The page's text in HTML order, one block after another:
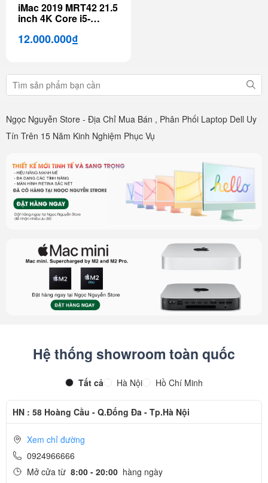
iMac 2019 MRT42 21.5
inch 4K Core i5-
12.000.000₫
Ngọc Nguyễn Store - Địa Chỉ Mua Bán , Phân Phối Laptop Dell Uy
Tín Trên 15 Năm Kinh Nghiệm Phục Vụ
Hệ thống showroom toàn quốc
Tất cả Hà Nội Hồ Chí Minh
HN : 58 Hoàng Cầu - Q.Đống Đa - Tp.Hà Nội
Xem chỉ đường
0924966666
Mở cửa từ 8:00 - 20:00 hàng ngày